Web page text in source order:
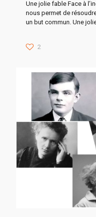
Une jolie fable Face à
nous permet de
un but commun. Une
2